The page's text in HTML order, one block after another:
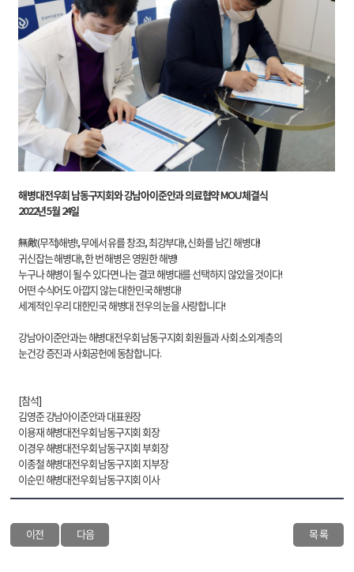
해병대전우회 남동구지회와 강남아이준안과 의료협약 MOU 체결식
2022년 5월 24일
無敵(무적)해병!, 무에서 유를 창조!, 최강부대!, 신화를 남긴 해병대!
귀신잡는 해병대!, 한 번 해병은 영원한 해병!
누구나 해병이 될 수 있다면 나는 결코 해병대를 선택하지 않았을 것이다!
어떤 수식어도 아깝지 않는 대한민국 해병대!
세계적인 우리 대한민국 해병대 전우의 눈을 사랑합니다!
강남아이준안과는 해병대전우회 남동구지회 회원들과 사회 소외계층의
눈건강 증진과 사회공헌에 동참합니다.
[참석]
김영준 강남아이준안과 대표원장
이용재 해병대전우회 남동구지회 회장
이경우 해병대전우회 남동구지회 부회장
이종철 해병대전우회 남동구지회 지부장
이순민 해병대전우회 남동구지회 이사
이전 다음 목 록